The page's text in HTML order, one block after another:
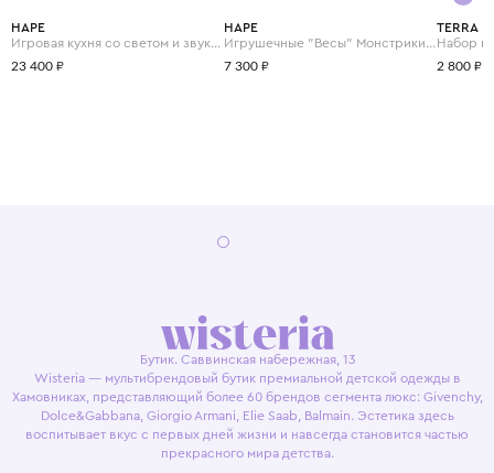
HAPE
Игровая кухня со светом и звуком "Готовим вместе"
23 400 ₽
HAPE
Игрушечные "Весы" Монстрики с брошюрой примеров на сложение и состав числа
7 300 ₽
TERRA
2 800 ₽
Бутик. Саввинская набережная, 13
Wisteria — мультибрендовый бутик премиальной детской одежды в
Хамовниках, представляющий более 60 брендов сегмента люкс: Givenchy,
Dolce&Gabbana, Giorgio Armani, Elie Saab, Balmain. Эстетика здесь
воспитывает вкус с первых дней жизни и навсегда становится частью
прекрасного мира детства.